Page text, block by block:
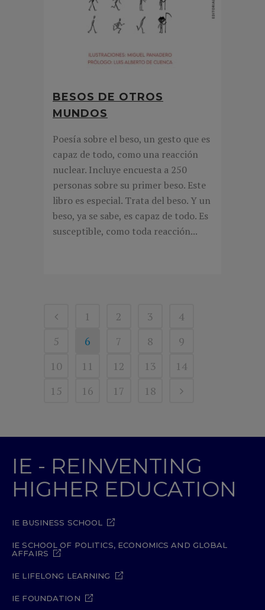
BESOS DE OTROS
MUNDOS
Poesía sobre el beso, un gesto que es
capaz de todo, como una reacción
nuclear. Incluye encuesta a 250
personas sobre su primer beso. Este
libro es especial. Trata del beso. Y un
beso, ya se sabe, es capaz de todo. Es
susceptible, como toda reacción...
1 2 3
4
5
6 7 8
9
10
11 12 13
14
15
16 17 18
IE - REINVENTING
HIGHER EDUCATION
IE BUSINESS SCHOOL
IE SCHOOL OF POLITICS, ECONOMICS AND GLOBAL
AFFAIRS
IE LIFELONG LEARNING
IE FOUNDATION